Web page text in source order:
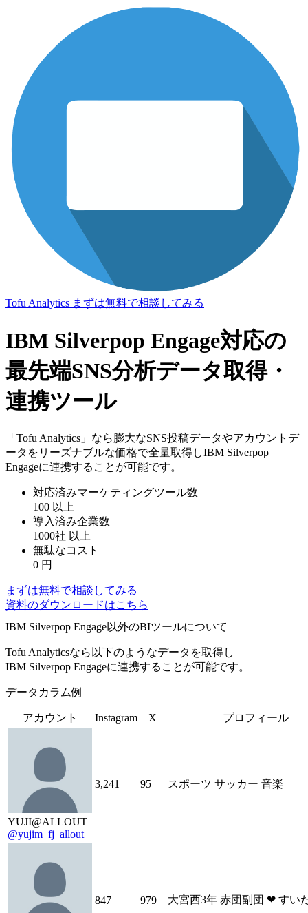
Tofu Analytics まずは無料で相談してみる
IBM Silverpop Engage対応の
最先端SNS分析データ取得・
連携ツール
「Tofu Analytics」なら膨大なSNS投稿データやアカウントデ
ータをリーズナブルな価格で全量取得しIBM Silverpop
Engageに連携することが可能です。
対応済みマーケティングツール数
100 以上
導入済み企業数
1000社 以上
無駄なコスト
0 円
まずは無料で相談してみる
資料のダウンロードはこちら
IBM Silverpop Engage以外のBIツールについて
Tofu Analyticsなら以下のようなデータを取得し
IBM Silverpop Engageに連携することが可能です。
データカラム例
アカウント Instagram X プロフィール
YUJI@ALLOUT
@yujim_fj_allout
3,241 95 スポーツ サッカー 音楽
847 979 大宮西3年 赤団副団 ❤︎ すい